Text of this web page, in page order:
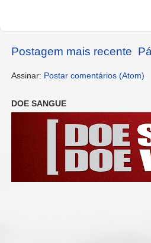
Postagem mais recente
Assinar: Postar comentários (Atom)
DOE SANGUE